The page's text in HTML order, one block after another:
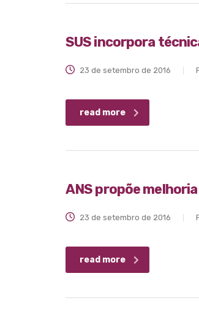
SUS incorpora
23 de setembro de 2016
read more
ANS propõe
23 de setembro de 2016
read more